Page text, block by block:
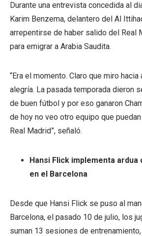
Durante una entrevista concedida al
Karim Benzema, delantero del Al
arrepentirse de haber salido del Real
para emigrar a Arabia Saudita.
“Era el momento. Claro que miro
alegría. La pasada temporada dieron
de buen fútbol y por eso ganaron
de hoy no veo otro equipo que
Real Madrid”, señaló.
Hansi Flick implementa ardua
en el Barcelona
Desde que Hansi Flick se puso al
Barcelona, el pasado 10 de julio, los
suman 13 sesiones de